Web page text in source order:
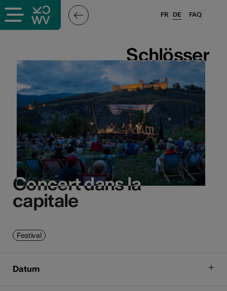
FAQ
FR DE
Schlösser
Concert dans la
capitale
Schlösser
Concert dans la
capitale
Festival
Datum